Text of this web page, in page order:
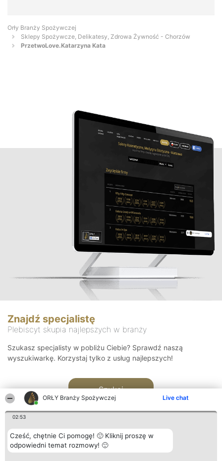
ORŁY Branży Spożywczej Live chat
02:53
Cześć, chętnie Ci pomogę! 🙂 Kliknij proszę w
odpowiedni temat rozmowy! 🙂
Orły Branży Spożywczej
Sklepy Spożywcze, Delikatesy, Zdrowa Żywność - Chorzów
PrzetwoLove.Katarzyna Kata
Znajdź specjalistę
Plebiscyt skupia najlepszych w branży
Szukasz specjalisty w pobliżu Ciebie? Sprawdź naszą
wyszukiwarkę. Korzystaj tylko z usług najlepszych!
Szukaj